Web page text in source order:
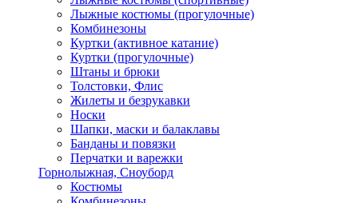
Лыжные костюмы (прогулочные)
Комбинезоны
Куртки (активное катание)
Куртки (прогулочные)
Штаны и брюки
Толстовки, Флис
Жилеты и безрукавки
Носки
Шапки, маски и балаклавы
Банданы и повязки
Перчатки и варежки
Горнолыжная, Сноуборд
Костюмы